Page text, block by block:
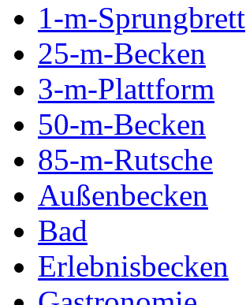
1-m-Sprungbrett
25-m-Becken
3-m-Plattform
50-m-Becken
85-m-Rutsche
Außenbecken
Bad
Erlebnisbecken